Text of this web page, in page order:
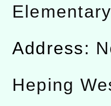
Address:
Heping